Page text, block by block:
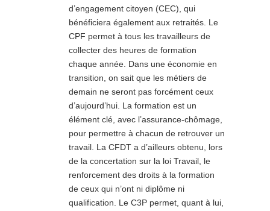
d’engagement citoyen (CEC), qui
bénéficiera également aux retraités. Le
CPF permet à tous les travailleurs de
collecter des heures de formation
chaque année. Dans une économie en
transition, on sait que les métiers de
demain ne seront pas forcément ceux
d’aujourd’hui. La formation est un
élément clé, avec l’assurance-chômage,
pour permettre à chacun de retrouver un
travail. La CFDT a d’ailleurs obtenu, lors
de la concertation sur la loi Travail, le
renforcement des droits à la formation
de ceux qui n’ont ni diplôme ni
qualification. Le C3P permet, quant à lui,